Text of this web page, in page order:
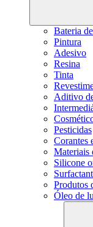
Bateria
Pintura
Adesivo
Resina
Tinta
Aditivo
Pesticidas
Corantes
Materiais
Silicone
Produtos
Óleo de